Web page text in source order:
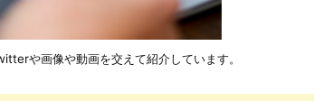
や画像や動画を交えて紹介しています。